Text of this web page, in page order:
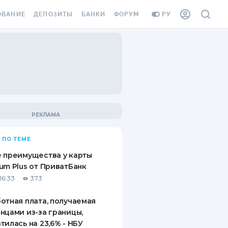
РУ
ВИНЬЕТКА
СОТРУДНИКОВ
ОТ
СЛУЧАЕВ
ДЕПОЗИТЫ
ВОПРОСЫ И ОТВЕТЫ
ПУТЕВОДИТЕЛИ ПО
БАНКИ ФОРУМ
ПО ТЕМЕ
преимущества у карты
Plus от ПриватБанк
373
плата, получаемая
из-за границы,
на 23,6% - НБУ